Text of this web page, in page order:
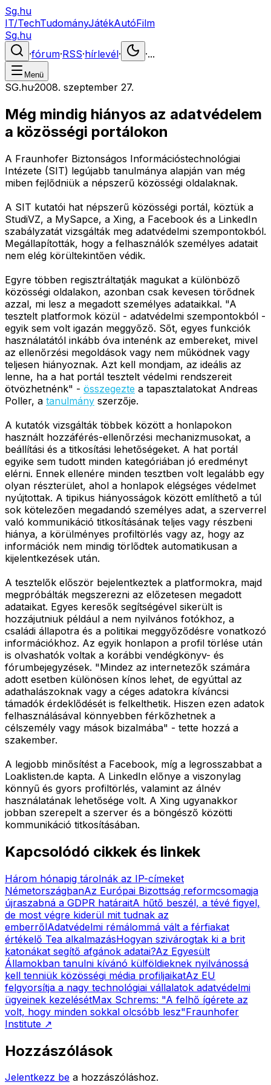
Sg.hu
IT/TechTudományJátékAutóFilm
Sg.hu
·fórum·RSS·hírlevél· ·...
Menü
SG.hu·2008. szeptember 27.
Még mindig hiányos az adatvédelem
a közösségi portálokon
A Fraunhofer Biztonságos Információstechnológiai
Intézete (SIT) legújabb tanulmánya alapján van még
miben fejlődniük a népszerű közösségi oldalaknak.
A SIT kutatói hat népszerű közösségi portál, köztük a
StudiVZ, a MySapce, a Xing, a Facebook és a LinkedIn
szabályzatát vizsgálták meg adatvédelmi szempontokból.
Megállapították, hogy a felhasználók személyes adatait
nem elég körültekintően védik.
Egyre többen regisztráltatják magukat a különböző
közösségi oldalakon, azonban csak kevesen törődnek
azzal, mi lesz a megadott személyes adataikkal. "A
tesztelt platformok közül - adatvédelmi szempontokból -
egyik sem volt igazán meggyőző. Sőt, egyes funkciók
használatától inkább óva intenénk az embereket, mivel
az ellenőrzési megoldások vagy nem működnek vagy
teljesen hiányoznak. Azt kell mondjam, az ideális az
lenne, ha a hat portál tesztelt védelmi rendszereit
ötvözhetnénk" - összegezte a tapasztalatokat Andreas
Poller, a tanulmány szerzője.
A kutatók vizsgálták többek között a honlapokon
használt hozzáférés-ellenőrzési mechanizmusokat, a
beállítási és a titkosítási lehetőségeket. A hat portál
egyike sem tudott minden kategóriában jó eredményt
elérni. Ennek ellenére minden tesztben volt legalább egy
olyan részterület, ahol a honlapok elégséges védelmet
nyújtottak. A tipikus hiányosságok között említhető a túl
sok kötelezően megadandó személyes adat, a szerverrel
való kommunikáció titkosításának teljes vagy részbeni
hiánya, a körülményes profiltörlés vagy az, hogy az
információk nem mindig törlődtek automatikusan a
kijelentkezések után.
A tesztelők először bejelentkeztek a platformokra, majd
megpróbálták megszerezni az előzetesen megadott
adataikat. Egyes keresők segítségével sikerült is
hozzájutniuk például a nem nyilvános fotókhoz, a
családi állapotra és a politikai meggyőződésre vonatkozó
információkhoz. Az egyik honlapon a profil törlése után
is olvashatók voltak a korábbi vendégkönyv- és
fórumbejegyzések. "Mindez az internetezők számára
adott esetben különösen kínos lehet, de egyúttal az
adathalászoknak vagy a céges adatokra kíváncsi
támadók érdeklődését is felkelthetik. Hiszen ezen adatok
felhasználásával könnyebben férkőzhetnek a
célszemély vagy mások bizalmába" - tette hozzá a
szakember.
A legjobb minősítést a Facebook, míg a legrosszabbat a
Loaklisten.de kapta. A LinkedIn előnye a viszonylag
könnyű és gyors profiltörlés, valamint az álnév
használatának lehetősége volt. A Xing ugyanakkor
jobban szerepelt a szerver és a böngésző közötti
kommunikáció titkosításában.
Kapcsolódó cikkek és linkek
Három hónapig tárolnák az IP-címeket
NémetországbanAz Európai Bizottság reformcsomagja
újraszabná a GDPR határaitA hűtő beszél, a tévé figyel,
de most végre kiderül mit tudnak az
emberrőlAdatvédelmi rémálommá vált a férfiakat
értékelő Tea alkalmazásHogyan szivárogtak ki a brit
katonákat segítő afgánok adatai?Az Egyesült
Államokban tanulni kívánó külföldieknek nyilvánossá
kell tenniük közösségi média profiljaikatAz EU
felgyorsítja a nagy technológiai vállalatok adatvédelmi
ügyeinek kezelésétMax Schrems: "A felhő ígérete az
volt, hogy minden sokkal olcsóbb lesz"Fraunhofer
Institute ↗
Hozzászólások
Jelentkezz be a hozzászóláshoz.